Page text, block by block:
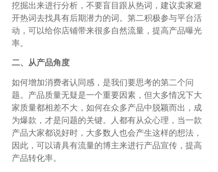
挖掘出来进行分析，不要盲目跟从热词，建议卖家避
开热词去找具有后期潜力的词。第二积极参与平台活
动，可以给你店铺带来很多自然流量，提高产品曝光
率。
二、从产品角度
如何增加消费者认同感，是我们要思考的第二个问
题。产品质量无疑是一个重要因素，但大多情况下大
家质量都相差不大，如何在众多产品中脱颖而出，成
为爆款，才是问题的关键。人都有从众心理，当一款
产品大家都说好时，大多数人也会产生这样的想法，
因此，可以请具有流量的博主来进行产品宣传，提高
产品转化率。